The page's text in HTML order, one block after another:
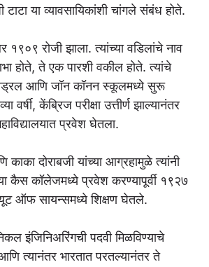
टाटा या व्यावसायिकांशी चांगले संबंध होते.
१९०९ रोजी झाला. त्यांच्या वडिलांचे नाव
होते, ते एक पारशी वकील होते. त्यांचे
आणि जॉन कॉनन स्कूलमध्ये सुरू
वर्षी, केंब्रिज परीक्षा उत्तीर्ण झाल्यानंतर
प्रवेश घेतला.
काका दोराबजी यांच्या आग्रहामुळे त्यांनी
कैस कॉलेजमध्ये प्रवेश करण्यापूर्वी १९२७
ऑफ सायन्समध्ये शिक्षण घेतले.
इंजिनिअरिंगची पदवी मिळविण्याचे
त्यानंतर भारतात परतल्यानंतर ते